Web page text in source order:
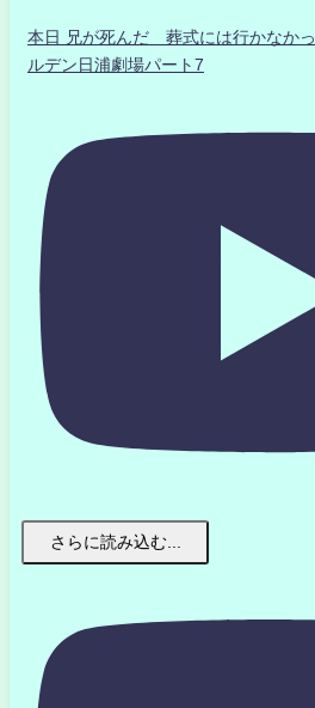
本日 兄が死んだ 葬式には行かな
ルデン日浦劇場パート7
さらに読み込む...